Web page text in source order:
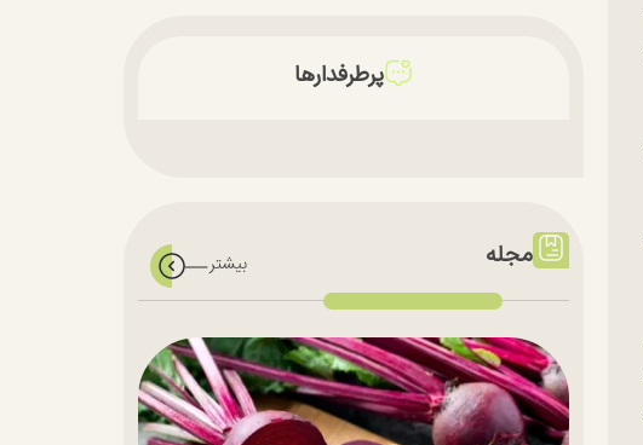
پرطرفدارها
مجله